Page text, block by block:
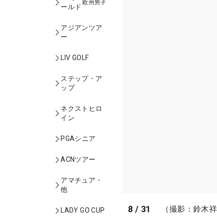
ールド
欧州男子
アジアンツア
ー
LIV GOLF
ステップ・ア
ップ
ネクストヒロ
イン
PGAシニア
ACNツアー
アマチュア・
他
LADY GO CUP 8 / 31 （撮影：鈴木